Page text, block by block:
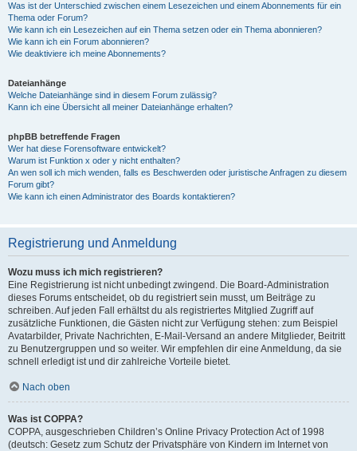
Was ist der Unterschied zwischen einem Lesezeichen und einem Abonnements für ein
Thema oder Forum?
Wie kann ich ein Lesezeichen auf ein Thema setzen oder ein Thema abonnieren?
Wie kann ich ein Forum abonnieren?
Wie deaktiviere ich meine Abonnements?
Dateianhänge
Welche Dateianhänge sind in diesem Forum zulässig?
Kann ich eine Übersicht all meiner Dateianhänge erhalten?
phpBB betreffende Fragen
Wer hat diese Forensoftware entwickelt?
Warum ist Funktion x oder y nicht enthalten?
An wen soll ich mich wenden, falls es Beschwerden oder juristische Anfragen zu diesem
Forum gibt?
Wie kann ich einen Administrator des Boards kontaktieren?
Registrierung und Anmeldung
Wozu muss ich mich registrieren?
Eine Registrierung ist nicht unbedingt zwingend. Die Board-Administration
dieses Forums entscheidet, ob du registriert sein musst, um Beiträge zu
schreiben. Auf jeden Fall erhältst du als registriertes Mitglied Zugriff auf
zusätzliche Funktionen, die Gästen nicht zur Verfügung stehen: zum Beispiel
Avatarbilder, Private Nachrichten, E-Mail-Versand an andere Mitglieder, Beitritt
zu Benutzergruppen und so weiter. Wir empfehlen dir eine Anmeldung, da sie
schnell erledigt ist und dir zahlreiche Vorteile bietet.
Nach oben
Was ist COPPA?
COPPA, ausgeschrieben Children’s Online Privacy Protection Act of 1998
(deutsch: Gesetz zum Schutz der Privatsphäre von Kindern im Internet von